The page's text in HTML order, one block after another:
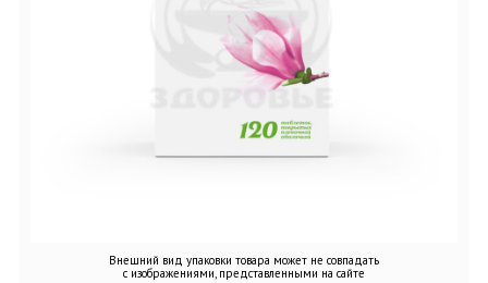
Внешний вид упаковки товара может не совпадать
с изображениями, представленными на сайте